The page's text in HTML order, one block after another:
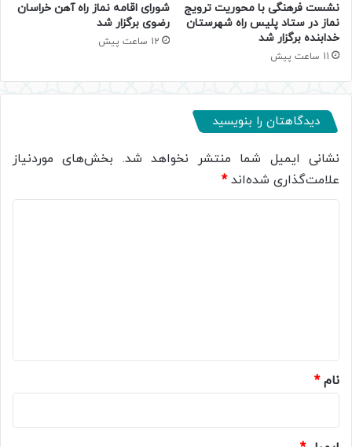
نشست فرهنگی با محوریت ترویج
نماز در ستاد پلیس راه شهرستان
خدابنده برگزار شد
11 ساعت پیش
شورای اقامه نماز راه آهن خراسان
رضوی برگزار شد
12 ساعت پیش
دیدگاهتان را بنویسید
نشانی ایمیل شما منتشر نخواهد شد. بخش‌های موردنیاز
علامت‌گذاری شده‌اند*
نام*